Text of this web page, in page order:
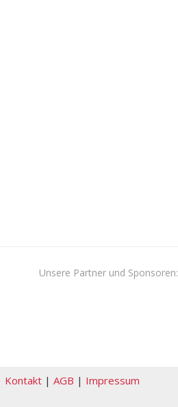
Unsere Partner und Sponsoren:
Kontakt | AGB | Impressum